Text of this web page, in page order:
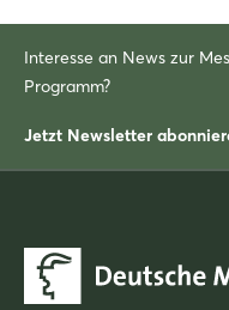
Interesse an News zur
Programm?
Jetzt Newsletter